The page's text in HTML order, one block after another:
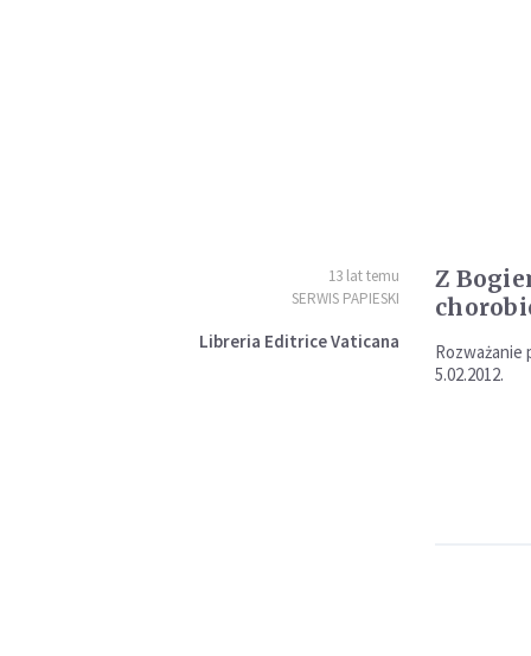
13 lat temu
SERWIS PAPIESKI
Libreria Editrice Vaticana
Z
Rozważanie
5.02.2012.